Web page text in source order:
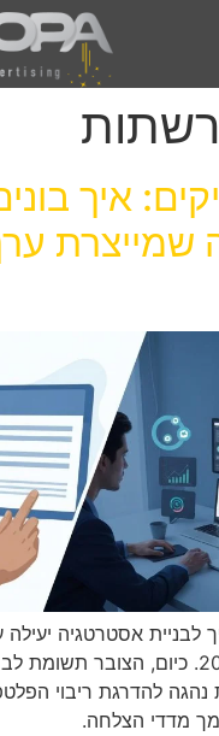
איך
שמייצרת
לבניית אסטרטגיה
חברתיות בסוף 2025. כיום, הצובר
להדרגת ריבוי
מדדי הצלחה.